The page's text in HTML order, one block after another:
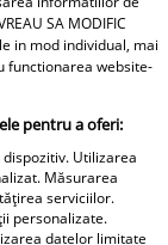
femei
SA MODIFIC
in mod individual, mai
functionarea website-
pentru a oferi:
Utilizarea
Măsurarea
serviciilor.
personalizate.
datelor limitate